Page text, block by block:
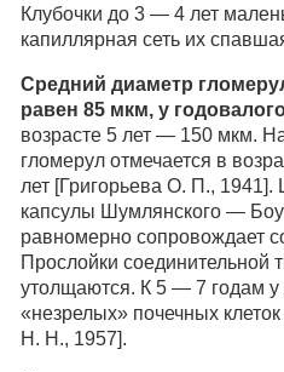
Клубочки до 3 — 4 лет
капиллярная сеть их
Средний диаметр
равен 85 мкм, у
возрасте 5 лет — 150 мкм.
гломерул отмечается в
лет [Григорьева О. П., 1941].
капсулы Шумлянского —
равномерно сопровождает
Прослойки соединительной
утолщаются. К 5 — 7 годам у
«незрелых» почечных
Н. Н., 1957].